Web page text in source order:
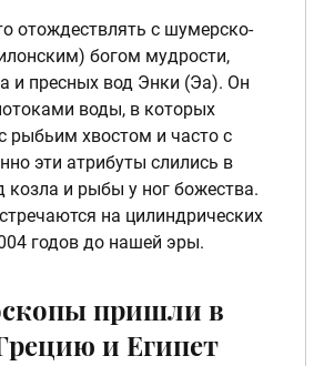
отождествлять с шумерско-
богом мудрости,
и пресных вод Энки (Эа). Он
воды, в которых
рыбьим хвостом и часто с
эти атрибуты слились в
козла и рыбы у ног божества.
на цилиндрических
годов до нашей эры.
пришли в
и Египет